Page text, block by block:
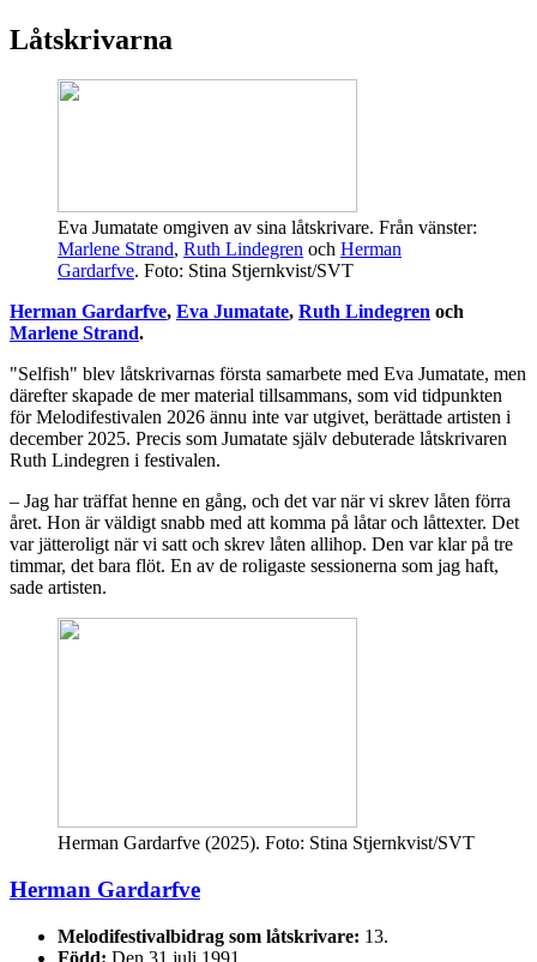
Låtskrivarna
Eva Jumatate omgiven av sina låtskrivare. Från vänster:
Marlene Strand, Ruth Lindegren och Herman
Gardarfve. Foto: Stina Stjernkvist/SVT
Herman Gardarfve, Eva Jumatate, Ruth Lindegren och
Marlene Strand.
"Selfish" blev låtskrivarnas första samarbete med Eva Jumatate, men
därefter skapade de mer material tillsammans, som vid tidpunkten
för Melodifestivalen 2026 ännu inte var utgivet, berättade artisten i
december 2025. Precis som Jumatate själv debuterade låtskrivaren
Ruth Lindegren i festivalen.
– Jag har träffat henne en gång, och det var när vi skrev låten förra
året. Hon är väldigt snabb med att komma på låtar och låttexter. Det
var jätteroligt när vi satt och skrev låten allihop. Den var klar på tre
timmar, det bara flöt. En av de roligaste sessionerna som jag haft,
sade artisten.
Herman Gardarfve (2025). Foto: Stina Stjernkvist/SVT
Herman Gardarfve
Melodifestivalbidrag som låtskrivare: 13.
Född: Den 31 juli 1991.